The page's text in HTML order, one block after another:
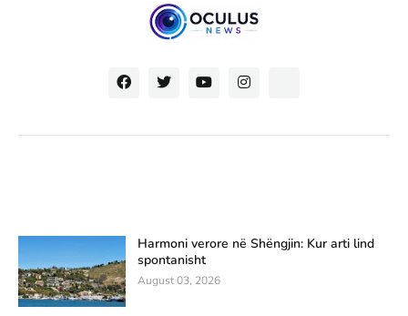
Harmoni verore në Shëngjin: Kur arti lind
spontanisht
August 03, 2026